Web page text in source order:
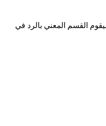
القسم المعني بالرد في